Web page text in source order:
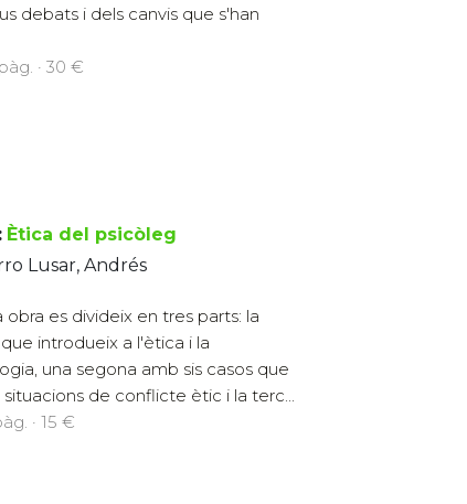
debats i dels canvis que s'han
· 30 €
Ètica del psicòleg
Lusar, Andrés
obra es divideix en tres parts: la
introdueix a l'ètica i la
una segona amb sis casos que
situacions de conflicte ètic i la terc...
· 15 €